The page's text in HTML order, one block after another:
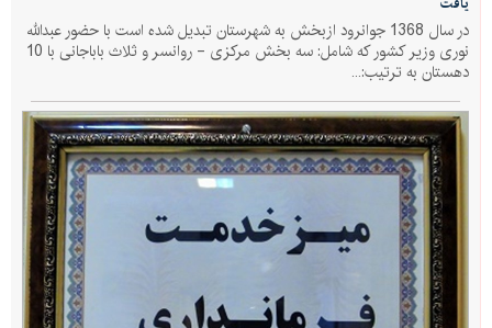
در سال 1368 جوانرود ازبخش به شهرستان تبدیل شده است با حضور عبدالله
نوری وزیر کشور که شامل: سه بخش مرکزی - روانسر و ثلاث باباجانی با 10
دهستان به ترتیب:...